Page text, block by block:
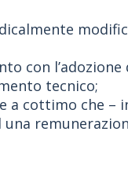
con l’adozione
tecnico;
a cottimo che –